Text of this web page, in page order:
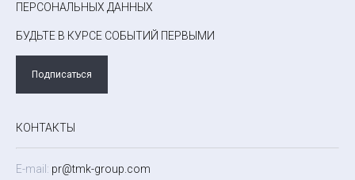
ПЕРСОНАЛЬНЫХ ДАННЫХ
БУДЬТЕ В КУРСЕ СОБЫТИЙ ПЕРВЫМИ
Подписаться
КОНТАКТЫ
E-mail: pr@tmk-group.com